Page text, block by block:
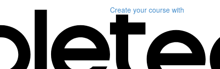
Create your course with